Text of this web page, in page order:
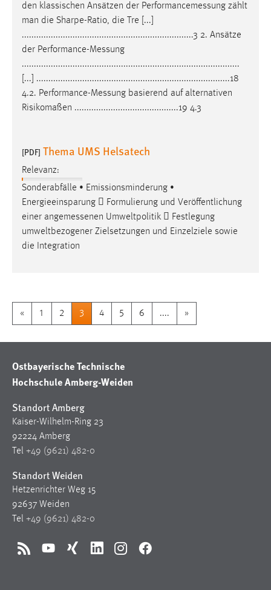
den klassischen Ansätzen der Performancemessung zählt
man die Sharpe-Ratio, die Tre [...]
.......................................................................3 2. Ansätze
der Performance-Messung
..........................................................................................
[...] ................................................................................18
4.2. Performance-Messung basierend auf alternativen
Risikomaßen ...........................................19 4.3
[PDF] Thema UMS Helsatech
Relevanz:
Sonderabfälle • Emissionsminderung •
Energieeinsparung  Formulierung und Veröffentlichung
einer angemessenen Umweltpolitik  Festlegung
umweltbezogener Zielsetzungen und Einzelziele sowie
die Integration
« 1 2 3 4 5 6 .... »
Ostbayerische Technische
Hochschule Amberg-Weiden
Standort Amberg
Kaiser-Wilhelm-Ring 23
92224 Amberg
Tel +49 (9621) 482-0
Standort Weiden
Hetzenrichter Weg 15
92637 Weiden
Tel +49 (9621) 482-0
RSS YouTubeXing LinkedInInstagramFacebook